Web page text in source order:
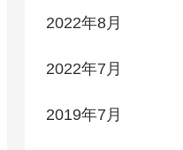
2022年8月
2022年7月
2019年7月